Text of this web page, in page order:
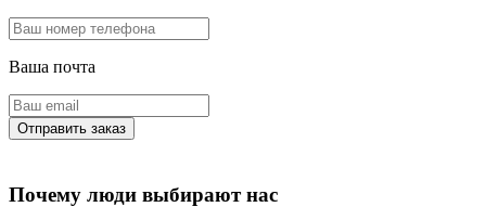
Ваша почта
Почему люди выбирают нас